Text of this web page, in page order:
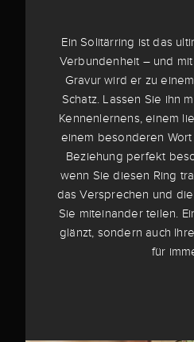
Ein Solitärring ist das
Verbundenheit – und
Gravur wird er zu
Schatz. Lassen Sie ihn
Kennenlernens, einem
einem besonderen
Beziehung perfekt
wenn Sie diesen Ring
das Versprechen und
Sie miteinander teilen.
glänzt, sondern auch
für